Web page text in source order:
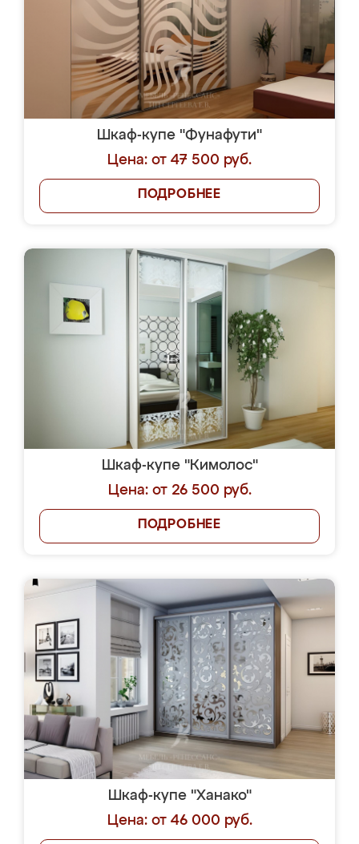
Шкаф-купе "Фунафути"
Цена: от 47 500 руб.
ПОДРОБНЕЕ
Шкаф-купе "Кимолос"
Цена: от 26 500 руб.
ПОДРОБНЕЕ
Шкаф-купе "Ханако"
Цена: от 46 000 руб.